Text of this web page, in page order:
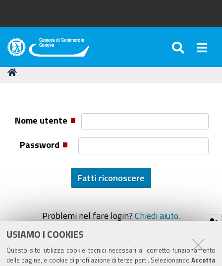
USIAMO I COOKIES
Questo sito utilizza cookie tecnici necessari al corretto funzionamento
delle pagine, e cookie di profilazione di terze parti. Selezionando Accetta
Camera
Commercio
Tu
Nome utente
Password
Problemi nel fare login? Chiedi aiuto